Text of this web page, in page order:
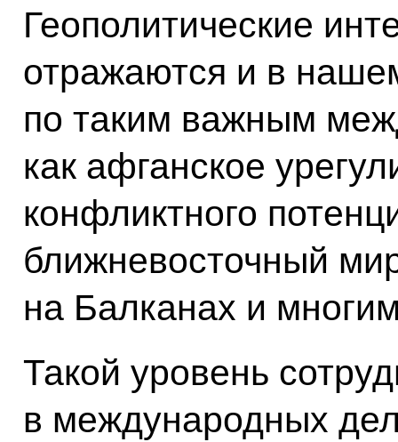
Геополитические
отражаются и в
по таким важным
как афганское
конфликтного
ближневосточный
на Балканах и
Такой уровень
в международных